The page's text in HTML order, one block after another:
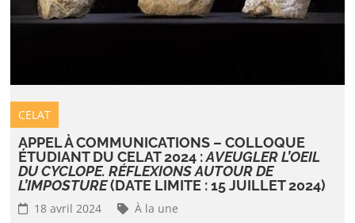
CELAT
APPEL À COMMUNICATIONS – COLLOQUE
ÉTUDIANT DU CELAT 2024 :AVEUGLER L’OEIL
DU CYCLOPE. RÉFLEXIONS AUTOUR DE
L’IMPOSTURE(DATE LIMITE : 15 JUILLET 2024)
18 avril 2024
À la une